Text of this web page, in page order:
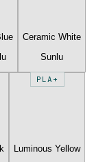
Ceramic White
Sunlu
PLA+
Luminous Yellow